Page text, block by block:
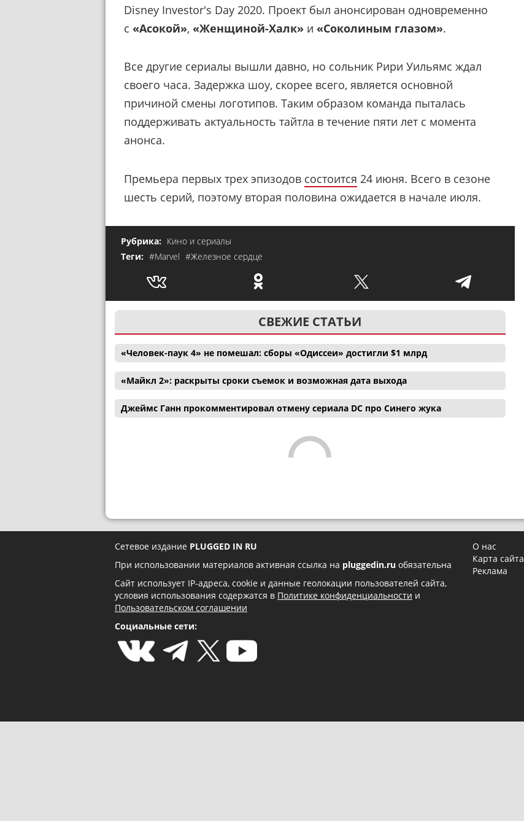
Disney Investor's Day 2020. Проект был анонсирован одновременно
с «Асокой», «Женщиной-Халк» и «Соколиным глазом».
Все другие сериалы вышли давно, но сольник Рири Уильямс ждал
своего часа. Задержка шоу, скорее всего, является основной
причиной смены логотипов. Таким образом команда пыталась
поддерживать актуальность тайтла в течение пяти лет с момента
анонса.
Премьера первых трех эпизодов состоится 24 июня. Всего в сезоне
шесть серий, поэтому вторая половина ожидается в начале июля.
Рубрика: Кино и сериалы
Теги: #Marvel #Железное сердце
СВЕЖИЕ СТАТЬИ
«Человек-паук 4» не помешал: сборы «Одиссеи» достигли $1 млрд
«Майкл 2»: раскрыты сроки съемок и возможная дата выхода
Джеймс Ганн прокомментировал отмену сериала DC про Синего жука
Сетевое издание PLUGGED IN RU
При использовании материалов активная ссылка на pluggedin.ru обязательна
Сайт использует IP-адреса, cookie и данные геолокации пользователей сайта,
условия использования содержатся в Политике конфиденциальности и
Пользовательском соглашении
Социальные сети:
О нас
Карта сайта
Реклама